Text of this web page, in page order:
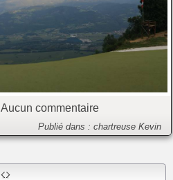
Aucun commentaire
Publié dans : chartreuse Kevin